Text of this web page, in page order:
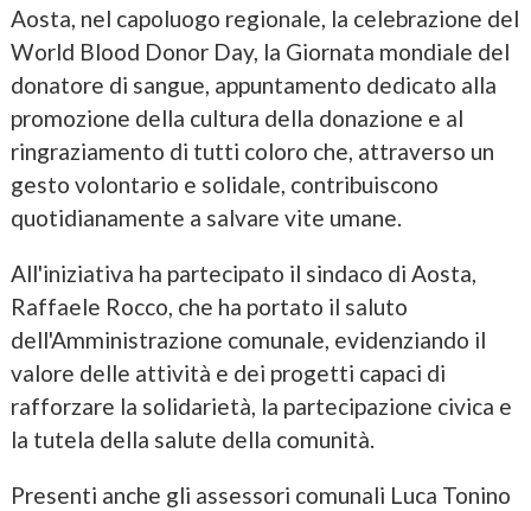
Aosta, nel capoluogo regionale, la celebrazione del
World Blood Donor Day, la Giornata mondiale del
donatore di sangue, appuntamento dedicato alla
promozione della cultura della donazione e al
ringraziamento di tutti coloro che, attraverso un
gesto volontario e solidale, contribuiscono
quotidianamente a salvare vite umane.
All'iniziativa ha partecipato il sindaco di Aosta,
Raffaele Rocco, che ha portato il saluto
dell'Amministrazione comunale, evidenziando il
valore delle attività e dei progetti capaci di
rafforzare la solidarietà, la partecipazione civica e
la tutela della salute della comunità.
Presenti anche gli assessori comunali Luca Tonino